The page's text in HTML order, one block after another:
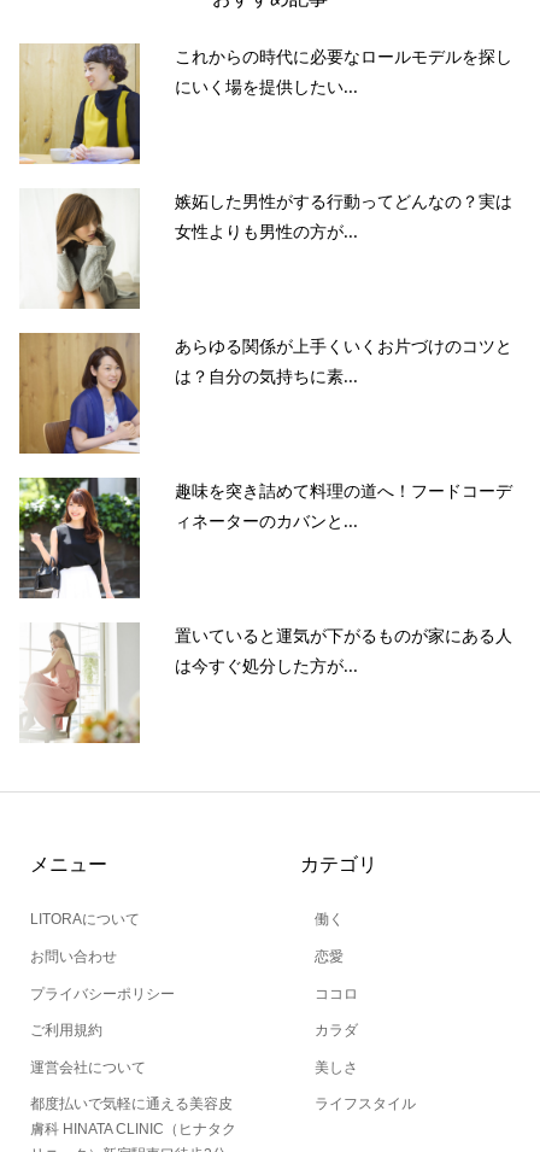
これからの時代に必要なロールモデルを探し
にいく場を提供したい...
嫉妬した男性がする行動ってどんなの？実は
女性よりも男性の方が...
あらゆる関係が上手くいくお片づけのコツと
は？自分の気持ちに素...
趣味を突き詰めて料理の道へ！フードコーデ
ィネーターのカバンと...
置いていると運気が下がるものが家にある人
は今すぐ処分した方が...
メニュー
LITORAについて
お問い合わせ
プライバシーポリシー
ご利用規約
運営会社について
都度払いで気軽に通える美容皮
膚科 HINATA CLINIC（ヒナタク
カテゴリ
働く
恋愛
ココロ
カラダ
美しさ
ライフスタイル